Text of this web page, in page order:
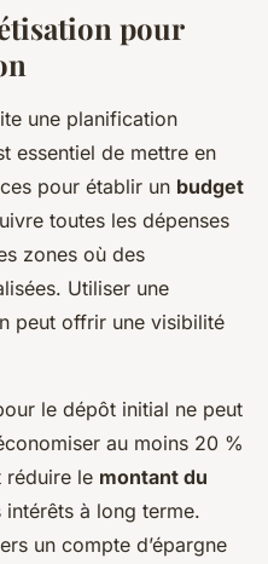
pour
une planification
essentiel de mettre en
pour établir un budget
toutes les dépenses
zones où des
Utiliser une
peut offrir une visibilité
le dépôt initial ne peut
au moins 20 %
réduire le montant du
à long terme.
un compte d’épargne